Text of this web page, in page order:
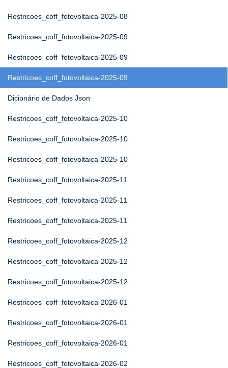
Restricoes_coff_fotovoltaica-2025-08
Restricoes_coff_fotovoltaica-2025-09
Restricoes_coff_fotovoltaica-2025-09
Restricoes_coff_fotovoltaica-2025-09
Dicionário de Dados Json
Restricoes_coff_fotovoltaica-2025-10
Restricoes_coff_fotovoltaica-2025-10
Restricoes_coff_fotovoltaica-2025-10
Restricoes_coff_fotovoltaica-2025-11
Restricoes_coff_fotovoltaica-2025-11
Restricoes_coff_fotovoltaica-2025-11
Restricoes_coff_fotovoltaica-2025-12
Restricoes_coff_fotovoltaica-2025-12
Restricoes_coff_fotovoltaica-2025-12
Restricoes_coff_fotovoltaica-2026-01
Restricoes_coff_fotovoltaica-2026-01
Restricoes_coff_fotovoltaica-2026-01
Restricoes_coff_fotovoltaica-2026-02